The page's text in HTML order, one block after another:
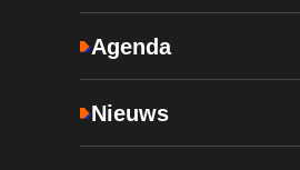
Agenda
Nieuws